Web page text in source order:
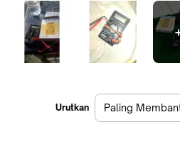
Urutkan Paling